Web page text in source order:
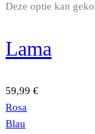
Deze optie kan
Lama
59,99 €
Rosa
Blau